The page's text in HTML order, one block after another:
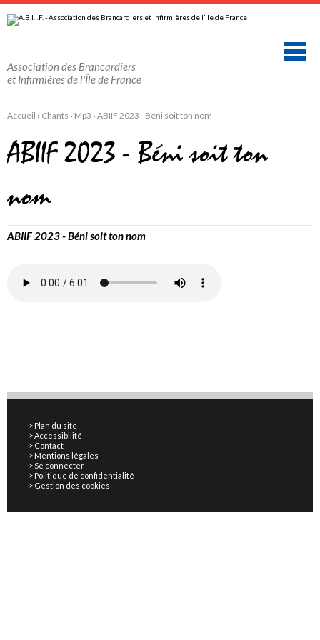
au
contenu.
navigation
personnels
Association des Brancardiers
et Infirmières de l'Île de France
Accueil › Chants › Mp3 › ABIIF 2023 - Béni soit ton nom
ABIIF 2023 - Béni soit ton
nom
ABIIF 2023 - Béni soit ton nom
Plan du site
Accessibilité
Contact
Mentions légales
Se connecter
Politique de confidentialité
Gestion des cookies